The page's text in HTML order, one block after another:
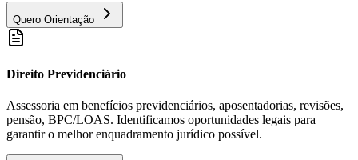
Quero Orientação
Direito Previdenciário
Assessoria em benefícios previdenciários, aposentadorias, revisões,
pensão, BPC/LOAS. Identificamos oportunidades legais para
garantir o melhor enquadramento jurídico possível.